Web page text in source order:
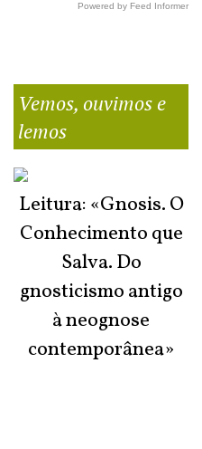
Powered by Feed Informer
Vemos, ouvimos e
lemos
Leitura: «Gnosis. O
Conhecimento que
Salva. Do
gnosticismo antigo
à neognose
contemporânea»